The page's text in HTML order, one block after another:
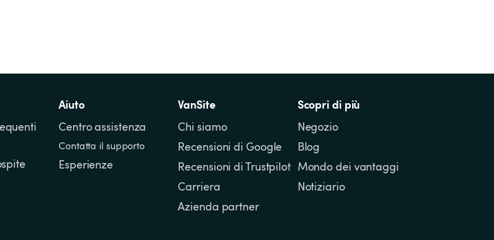
Aiuto
Centro assistenza
Contatta il supporto
Esperienze
VanSite
Chi siamo
Recensioni di Google
Recensioni di Trustpilot
Carriera
Azienda partner
Scopri di più
Negozio
Blog
Mondo dei vantaggi
Notiziario